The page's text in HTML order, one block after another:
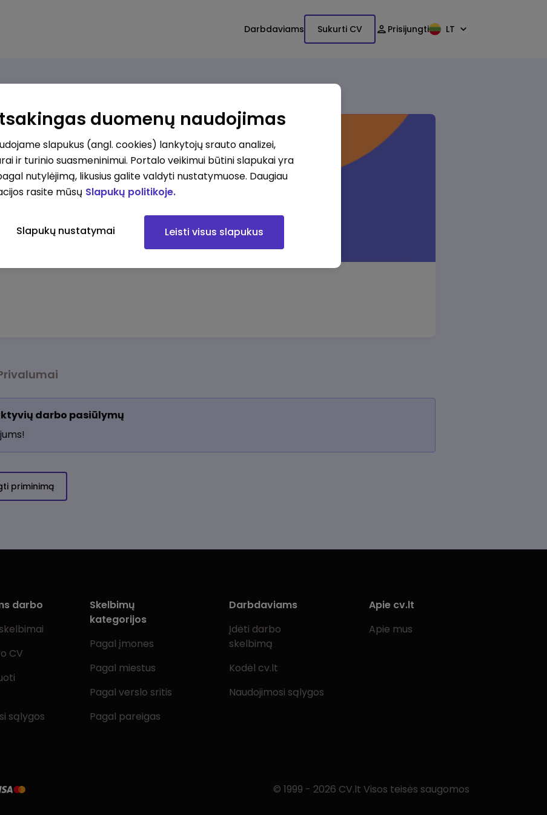
Darbdaviams Sukurti CV Prisijungti LT
darbo pasiūlymų
priminimą
darbo
CV
sąlygos
Skelbimų
kategorijos
Pagal įmones
Pagal miestus
Pagal verslo sritis
Pagal pareigas
Darbdaviams
Įdėti darbo
skelbimą
Kodėl cv.lt
Naudojimosi sąlygos
Apie cv.lt
Apie mus
© 1999 - 2026 CV.lt Visos teisės saugomos
duomenų naudojimas
slapukus (angl. cookies) lankytojų srauto analizei,
ir turinio suasmeninimui. Portalo veikimui būtini slapukai yra
nutylėjimą, likusius galite valdyti nustatymuose. Daugiau
rasite mūsų Slapukų politikoje.
Slapukų nustatymai Leisti visus slapukus